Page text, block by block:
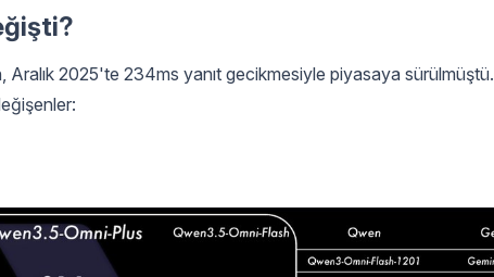
2025'te 234ms yanıt gecikmesiyle piyasaya sürülmüştü.